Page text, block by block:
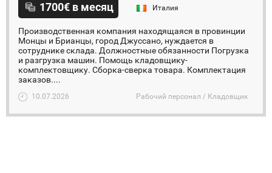
1700€ в месяц Италия
Производственная компания находящаяся в провинции
Монцы и Брианцы, город Джуссано, нуждается в
сотруднике склада. Должностные обязанности Погрузка
и разгрузка машин. Помощь кладовщику-
комплектовщику. Сборка-сверка товара. Комплектация
заказов....
10.07.2026 Рабочий персонал / Кладовщик